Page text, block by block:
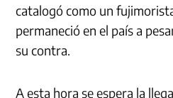
catalogó como un
permaneció en el país a
su contra.
A esta hora se espera la